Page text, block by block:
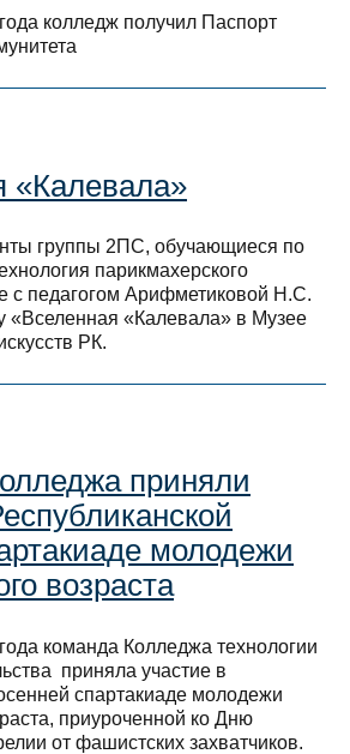
колледж получил Паспорт
«Калевала»
группы 2ПС, обучающиеся по
парикмахерского
с педагогом Арифметиковой Н.С.
«Вселенная «Калевала» в Музее
РК.
приняли
молодежи
возраста
команда Колледжа технологии
приняла участие в
спартакиаде молодежи
приуроченной ко Дню
от фашистских захватчиков.